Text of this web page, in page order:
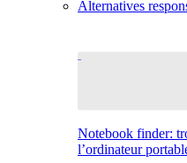
Alternatives
Notebook finder:
l’ordinateur